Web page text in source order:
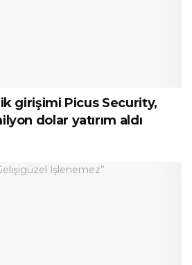
girişimi Picus Security,
dolar yatırım aldı